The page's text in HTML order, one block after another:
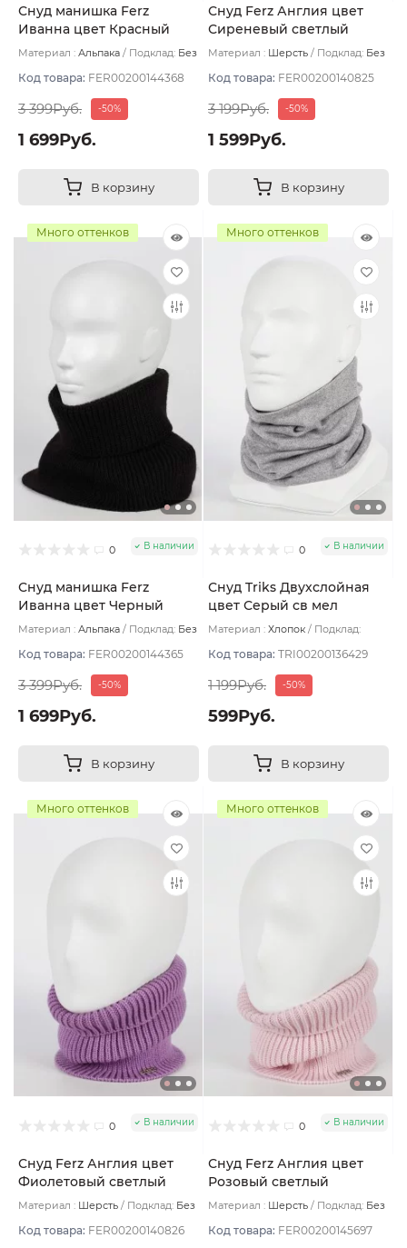
Снуд манишка Ferz
Иванна цвет Красный
Материал : Альпака Подклад: Без
Код товара: FER00200144368
3 399Руб. -50%
1 699Руб.
В корзину
Снуд Ferz Англия цвет
Сиреневый светлый
Материал : Шерсть Подклад: Без
Код товара: FER00200140825
3 199Руб. -50%
1 599Руб.
В корзину
Много оттенков
0 В наличии
Снуд манишка Ferz
Иванна цвет Черный
Материал : Альпака Подклад: Без
Код товара: FER00200144365
3 399Руб. -50%
1 699Руб.
В корзину
Много оттенков
0 В наличии
Снуд Triks Двухслойная
цвет Серый св мел
Материал : Хлопок
Подклад:
Код товара: TRI00200136429
1 199Руб. -50%
599Руб.
В корзину
Много оттенков
0 В наличии
Снуд Ferz Англия цвет
Фиолетовый светлый
Материал : Шерсть Подклад: Без
Код товара: FER00200140826
Много оттенков
0 В наличии
Снуд Ferz Англия цвет
Розовый светлый
Материал : Шерсть Подклад: Без
Код товара: FER00200145697